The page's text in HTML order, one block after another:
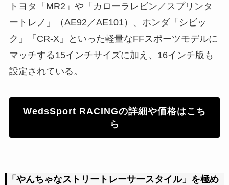
トヨタ「MR2」や「カローラレビン／スプリンタ
ートレノ」（AE92／AE101）、ホンダ「シビッ
ク」「CR-X」といった軽量なFFスポーツモデルに
マッチする15インチサイズに加え、16インチ版も
設定されている。
WedsSport RACINGの詳細や価格はこち
ら
「やんちゃなストリートレーサースタイル」を極め